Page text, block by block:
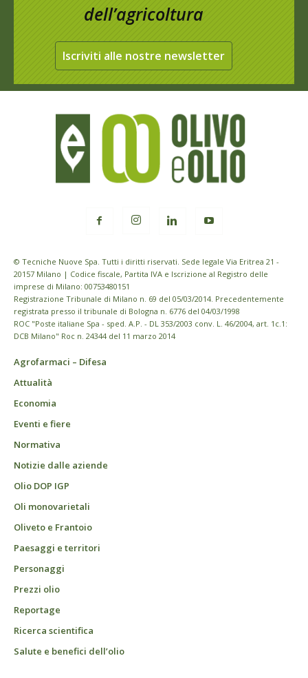
dell’agricoltura
Iscriviti alle nostre newsletter
© Tecniche Nuove Spa. Tutti i diritti riservati. Sede legale Via Eritrea 21 -
20157 Milano | Codice fiscale, Partita IVA e Iscrizione al Registro delle
imprese di Milano: 00753480151
Registrazione Tribunale di Milano n. 69 del 05/03/2014. Precedentemente
registrata presso il tribunale di Bologna n. 6776 del 04/03/1998
ROC "Poste italiane Spa - sped. A.P. - DL 353/2003 conv. L. 46/2004, art. 1c.1:
DCB Milano" Roc n. 24344 del 11 marzo 2014
Agrofarmaci – Difesa
Attualità
Economia
Eventi e fiere
Normativa
Notizie dalle aziende
Olio DOP IGP
Oli monovarietali
Oliveto e Frantoio
Paesaggi e territori
Personaggi
Prezzi olio
Reportage
Ricerca scientifica
Salute e benefici dell’olio